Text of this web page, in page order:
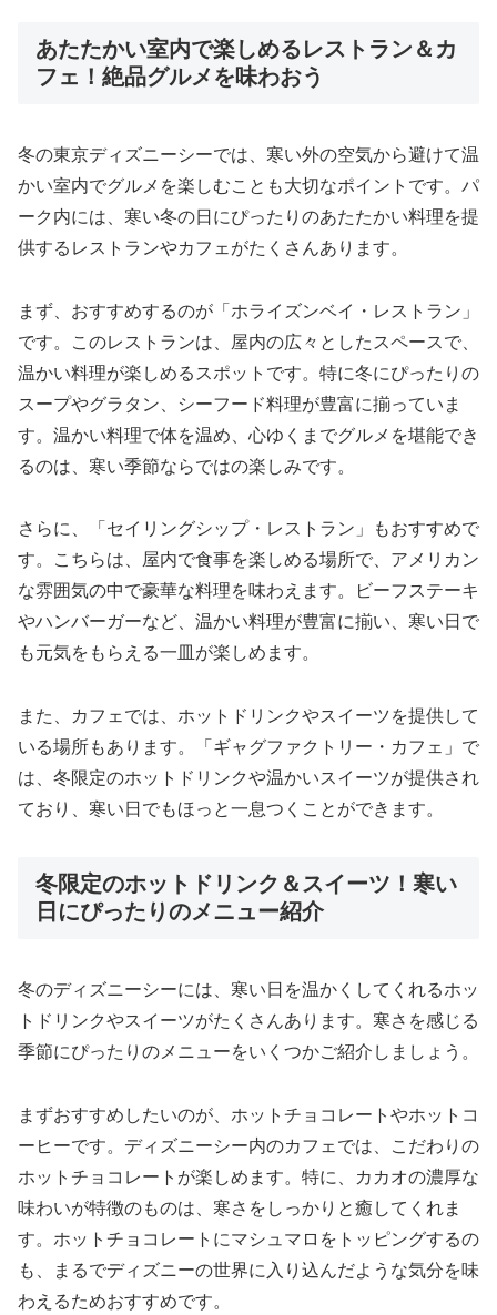
あたたかい室内で楽しめるレストラン＆カ
フェ！絶品グルメを味わおう
冬の東京ディズニーシーでは、寒い外の空気から避けて温
かい室内でグルメを楽しむことも大切なポイントです。パ
ーク内には、寒い冬の日にぴったりのあたたかい料理を提
供するレストランやカフェがたくさんあります。
まず、おすすめするのが「ホライズンベイ・レストラン」
です。このレストランは、屋内の広々としたスペースで、
温かい料理が楽しめるスポットです。特に冬にぴったりの
スープやグラタン、シーフード料理が豊富に揃っていま
す。温かい料理で体を温め、心ゆくまでグルメを堪能でき
るのは、寒い季節ならではの楽しみです。
さらに、「セイリングシップ・レストラン」もおすすめで
す。こちらは、屋内で食事を楽しめる場所で、アメリカン
な雰囲気の中で豪華な料理を味わえます。ビーフステーキ
やハンバーガーなど、温かい料理が豊富に揃い、寒い日で
も元気をもらえる一皿が楽しめます。
また、カフェでは、ホットドリンクやスイーツを提供して
いる場所もあります。「ギャグファクトリー・カフェ」で
は、冬限定のホットドリンクや温かいスイーツが提供され
ており、寒い日でもほっと一息つくことができます。
冬限定のホットドリンク＆スイーツ！寒い
日にぴったりのメニュー紹介
冬のディズニーシーには、寒い日を温かくしてくれるホッ
トドリンクやスイーツがたくさんあります。寒さを感じる
季節にぴったりのメニューをいくつかご紹介しましょう。
まずおすすめしたいのが、ホットチョコレートやホットコ
ーヒーです。ディズニーシー内のカフェでは、こだわりの
ホットチョコレートが楽しめます。特に、カカオの濃厚な
味わいが特徴のものは、寒さをしっかりと癒してくれま
す。ホットチョコレートにマシュマロをトッピングするの
も、まるでディズニーの世界に入り込んだような気分を味
わえるためおすすめです。